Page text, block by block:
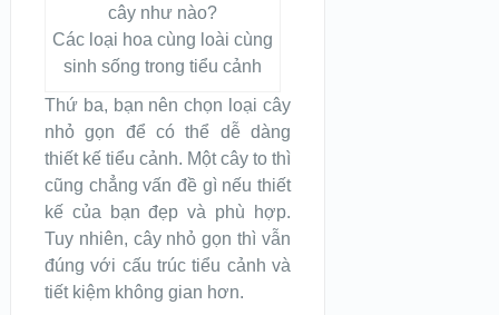
Các loại hoa cùng loài cùng
sinh sống trong tiểu cảnh
Thứ ba, bạn nên chọn loại cây
nhỏ gọn để có thể dễ dàng
thiết kế tiểu cảnh. Một cây to thì
cũng chẳng vấn đề gì nếu thiết
kế của bạn đẹp và phù hợp.
Tuy nhiên, cây nhỏ gọn thì vẫn
đúng với cấu trúc tiểu cảnh và
tiết kiệm không gian hơn.